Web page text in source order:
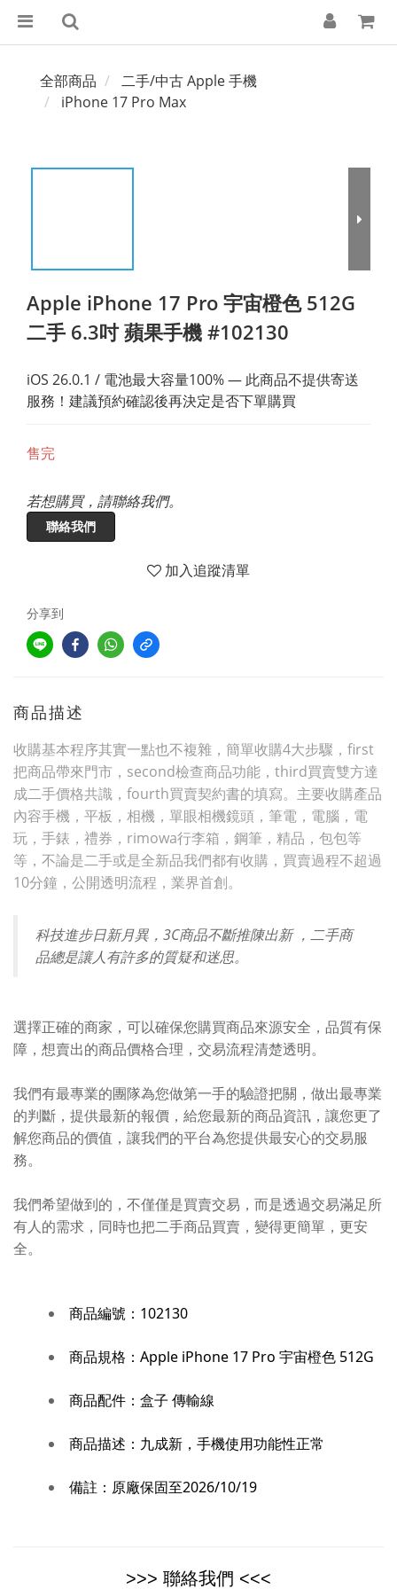
全部商品
二手/中古 Apple 手機
iPhone 17 Pro Max
Apple iPhone 17 Pro 宇宙橙色 512G
二手 6.3吋 蘋果手機 #102130
iOS 26.0.1 / 電池最大容量100% — 此商品不提供寄送
服務！建議預約確認後再決定是否下單購買
售完
若想購買，請聯絡我們。
聯絡我們
加入追蹤清單
分享到
商品描述
收購基本程序其實一點也不複雜，簡單收購4大步驟，first
把商品帶來門市，second檢查商品功能，third買賣雙方達
成二手價格共識，fourth買賣契約書的填寫。主要收購產品
內容手機，平板，相機，單眼相機鏡頭，筆電，電腦，電
玩，手錶，禮券，rimowa行李箱，鋼筆，精品，包包等
等，不論是二手或是全新品我們都有收購，買賣過程不超過
10分鐘，公開透明流程，業界首創。
科技進步日新月異，3C商品不斷推陳出新 ，二手商
品總是讓人有許多的質疑和迷思。
選擇正確的商家，可以確保您購買商品來源安全，品質有保
障，想賣出的商品價格合理，交易流程清楚透明。
我們有最專業的團隊為您做第一手的驗證把關，做出最專業
的判斷，提供最新的報價，給您最新的商品資訊，讓您更了
解您商品的價值，讓我們的平台為您提供最安心的交易服
務。
我們希望做到的，不僅僅是買賣交易，而是透過交易滿足所
有人的需求，同時也把二手商品買賣，變得更簡單，更安
全。
商品編號： 102130
商品規格： Apple iPhone 17 Pro 宇宙橙色 512G
商品配件： 盒子 傳輸線
商品描述： 九成新，手機使用功能性正常
備註： 原廠保固至2026/10/19
>>> 聯絡我們 <<<